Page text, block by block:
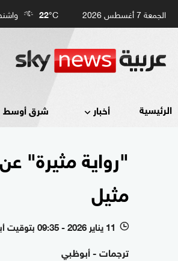
الجمعة 7 أغسطس 2026 22°C
الرئيسية أخبار شرق أوسط
"رواية مثيرة"
مثيل
l 11 يناير 2026 - 09:35 بتوقيت أبوظبي
ترجمات - أبوظبي